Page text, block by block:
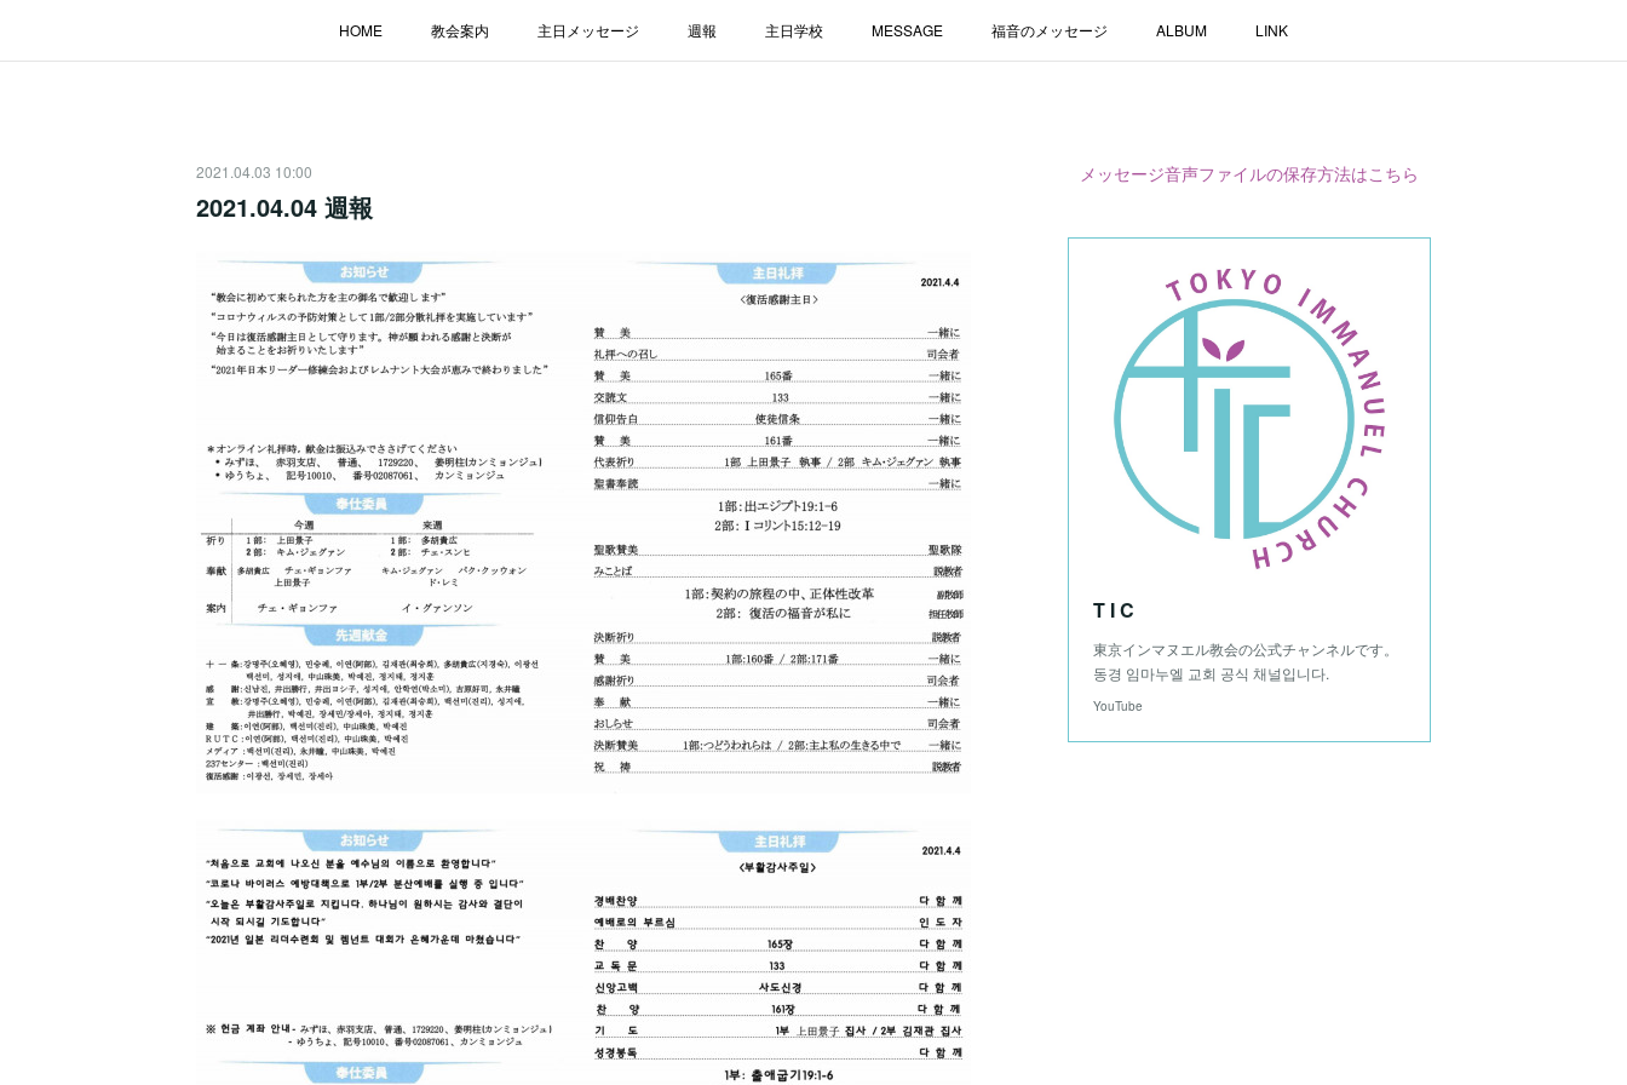
HOME 教会案内 主日メッセージ 週報 主日学校 MESSAGE 福音のメッセージ ALBUM LINK
2021.04.03 10:00
2021.04.04 週報
メッセージ音声ファイルの保存方法はこちら
T I C
東京インマヌエル教会の公式チャンネルです。
동경 임마누엘 교회 공식 채널입니다.
YouTube